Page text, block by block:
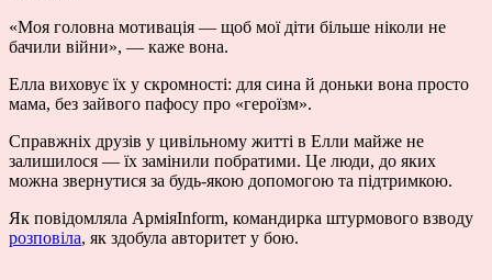
«Моя головна мотивація — щоб мої діти більше ніколи не
бачили війни», — каже вона.
Елла виховує їх у скромності: для сина й доньки вона просто
мама, без зайвого пафосу про «героїзм».
Справжніх друзів у цивільному житті в Елли майже не
залишилося — їх замінили побратими. Це люди, до яких
можна звернутися за будь-якою допомогою та підтримкою.
Як повідомляла АрміяInform, командирка штурмового взводу
розповіла, як здобула авторитет у бою.